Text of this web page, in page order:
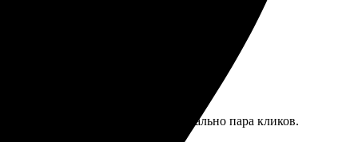
Процесс оформления прост, буквально пара кликов.